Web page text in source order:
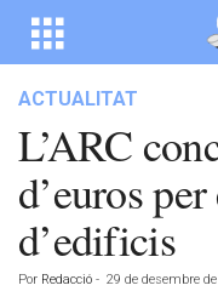
ACTUALITAT
L’ARC
d’euros
d’edificis
Por Redacció - 29 de desembre